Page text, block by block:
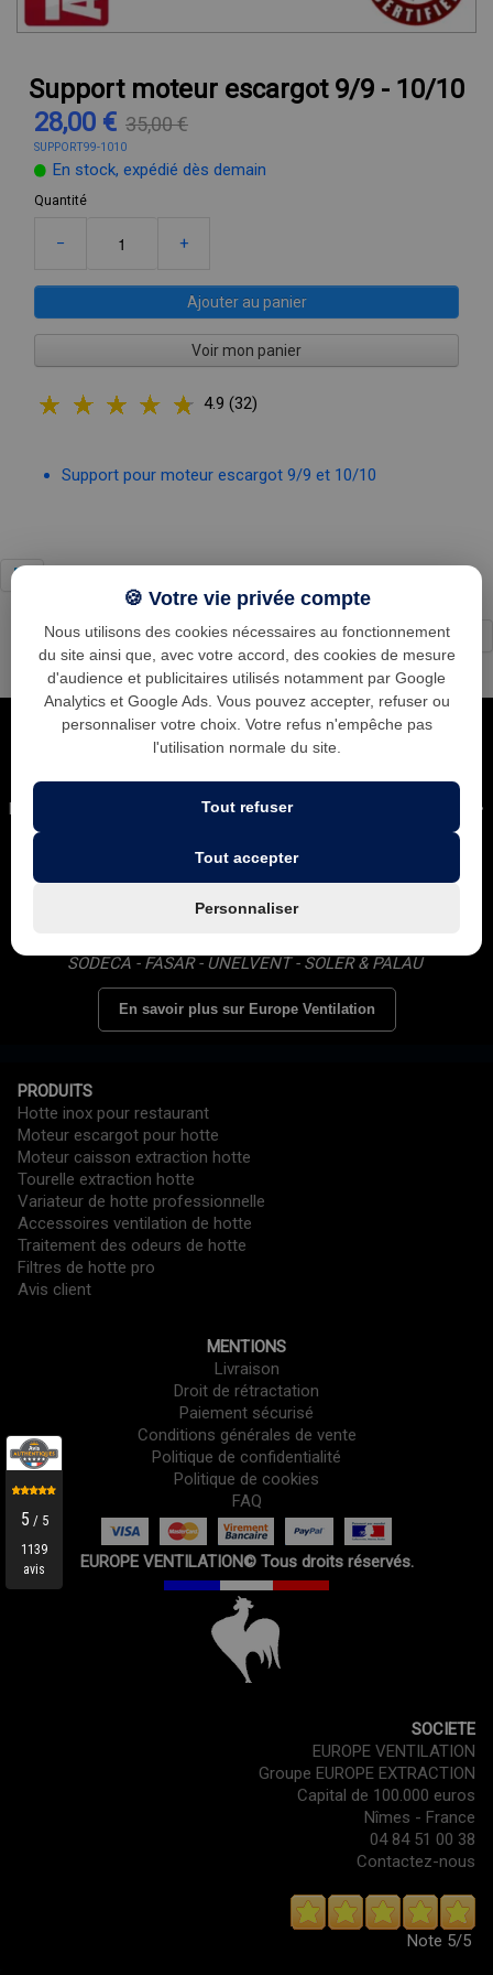
Support moteur escargot 9/9 - 10/10
28,00 € 35,00 €
SUPPORT99-1010
En stock, expédié dès demain
Quantité
− +
Ajouter au panier
Voir mon panier
4.9 (32)
Support pour moteur escargot 9/9 et 10/10
← 1 ... 20 21 22 23 24 25
Leader national dans la ventilation des cuisines professionnelles •
Plus gros stock d'Europe • Expédition sous 24h • Conseils
d'experts • SAV réactif • Plus de 10 000 établissements déjà
équipés • Avis clients 5/5 • Site professionnel (Prix HT) • Ouvert
Tous nos articles proposés à la vente sont des grandes
SODECA - FASAR - UNELVENT - SOLER & PALAU
En savoir plus sur Europe Ventilation
PRODUITS
Hotte inox pour restaurant
Moteur escargot pour hotte
Moteur caisson extraction hotte
Tourelle extraction hotte
Variateur de hotte professionnelle
Accessoires ventilation de hotte
Traitement des odeurs de hotte
Filtres de hotte pro
Avis client
MENTIONS
Livraison
Droit de rétractation
Paiement sécurisé
Conditions générales de vente
Politique de confidentialité
Politique de cookies
FAQ
EUROPE VENTILATION© Tous droits réservés.
🍪 Votre vie privée compte
Nous utilisons des cookies nécessaires au fonctionnement
du site ainsi que, avec votre accord, des cookies de mesure
d'audience et publicitaires utilisés notamment par Google
Analytics et Google Ads. Vous pouvez accepter, refuser ou
personnaliser votre choix. Votre refus n'empêche pas
l'utilisation normale du site.
Tout refuser
Tout accepter
Personnaliser
SOCIETE
EUROPE VENTILATION
Groupe EUROPE EXTRACTION
Capital de 100.000 euros
Nîmes - France
04 84 51 00 38
Contactez-nous
Note 5/5